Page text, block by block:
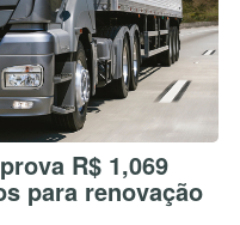
R$ 1,069
para renovação